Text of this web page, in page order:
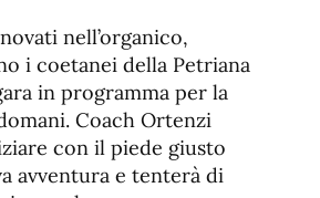
nell’organico,
i coetanei della Petriana
in programma per la
Coach Ortenzi
con il piede giusto
avventura e tenterà di